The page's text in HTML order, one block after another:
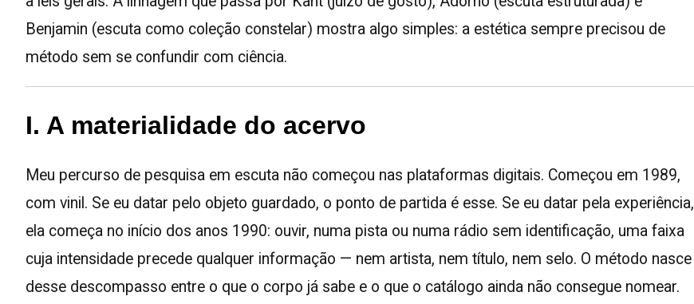
Benjamin (escuta como coleção constelar) mostra algo simples: a estética sempre precisou de
método sem se confundir com ciência.
I. A materialidade do acervo
Meu percurso de pesquisa em escuta não começou nas plataformas digitais. Começou em 1989,
com vinil. Se eu datar pelo objeto guardado, o ponto de partida é esse. Se eu datar pela experiência,
ela começa no início dos anos 1990: ouvir, numa pista ou numa rádio sem identificação, uma faixa
cuja intensidade precede qualquer informação — nem artista, nem título, nem selo. O método nasce
desse descompasso entre o que o corpo já sabe e o que o catálogo ainda não consegue nomear.